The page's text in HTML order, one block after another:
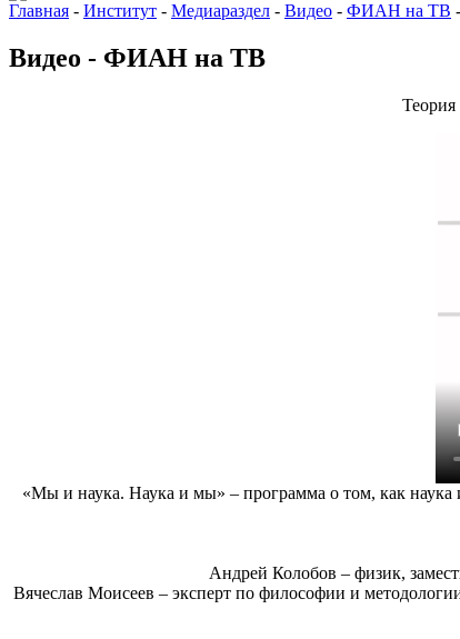
Главная - Институт - Медиараздел - Видео - ФИАН на ТВ -
Видео - ФИАН на ТВ
«Мы и наука. Наука и мы» – программа о том, как наука
Андрей Колобов – физик,
Вячеслав Моисеев – эксперт по философии и